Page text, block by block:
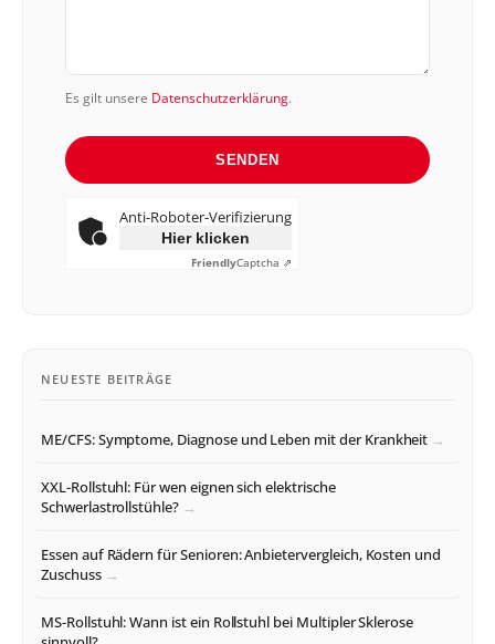
Es gilt unsere Datenschutzerklärung.
SENDEN
Anti-Roboter-Verifizierung
Hier klicken
FriendlyCaptcha ⇗
NEUESTE BEITRÄGE
ME/CFS: Symptome, Diagnose und Leben mit der Krankheit
XXL-Rollstuhl: Für wen eignen sich elektrische
Schwerlastrollstühle?
Essen auf Rädern für Senioren: Anbietervergleich, Kosten und
Zuschuss
MS-Rollstuhl: Wann ist ein Rollstuhl bei Multipler Sklerose